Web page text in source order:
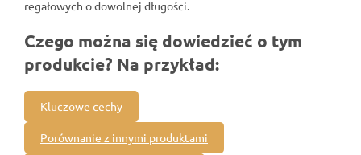
regałowych o dowolnej długości.
Czego można się dowiedzieć o tym
produkcie? Na przykład:
Kluczowe cechy
Porównanie z innymi produktami